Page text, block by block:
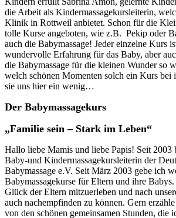
die Arbeit als Kindermassagekursleiterin,
Klinik in Rottweil anbietet. Schon für die
tolle Kurse angeboten, wie z.B. Pekip oder
auch die Babymassage! Jeder einzelne Kurs
wundervolle Erfahrung für das Baby, aber
die Babymassage für die kleinen Wunder so
welch schönen Momenten solch ein Kurs bei
sie uns hier ein wenig…
Der Babymassagekurs
„Familie sein – Stark im Leben“
Hallo liebe Mamis und liebe Papis! Seit 2003
Baby-und Kindermassagekursleiterin der
Babymassage e.V. Seit März 2003 gebe ich
Babymassagekurse für Eltern und ihre Babys.
Glück der Eltern mitzuerleben und nach
auch nachempfinden zu können. Gern
von den schönen gemeinsamen Stunden, die